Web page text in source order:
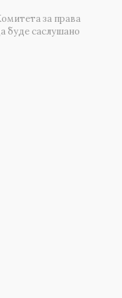
за права
буде саслушано